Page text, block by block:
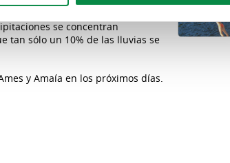
se concentran
tan sólo un 10% de las lluvias se
y Amaía en los próximos días.